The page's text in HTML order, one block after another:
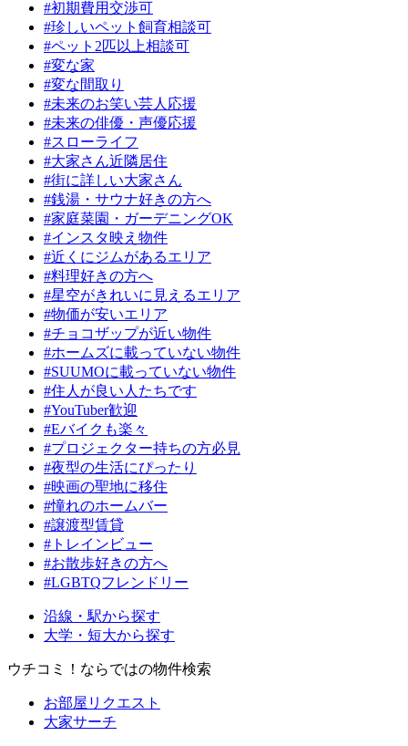
#初期費用交渉可
#珍しいペット飼育相談可
#ペット2匹以上相談可
#変な家
#変な間取り
#未来のお笑い芸人応援
#未来の俳優・声優応援
#スローライフ
#大家さん近隣居住
#街に詳しい大家さん
#銭湯・サウナ好きの方へ
#家庭菜園・ガーデニングOK
#インスタ映え物件
#近くにジムがあるエリア
#料理好きの方へ
#星空がきれいに見えるエリア
#物価が安いエリア
#チョコザップが近い物件
#ホームズに載っていない物件
#SUUMOに載っていない物件
#住人が良い人たちです
#YouTuber歓迎
#Eバイクも楽々
#プロジェクター持ちの方必見
#夜型の生活にぴったり
#映画の聖地に移住
#憧れのホームバー
#譲渡型賃貸
#トレインビュー
#お散歩好きの方へ
#LGBTQフレンドリー
沿線・駅から探す
大学・短大から探す
ウチコミ！ならではの物件検索
お部屋リクエスト
大家サーチ